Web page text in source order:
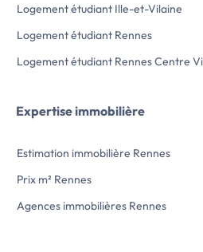
Logement étudiant Ille-et-Vilaine
Logement étudiant Rennes
Logement étudiant Rennes Centre
Expertise immobilière
Estimation immobilière Rennes
Prix m² Rennes
Agences immobilières Rennes